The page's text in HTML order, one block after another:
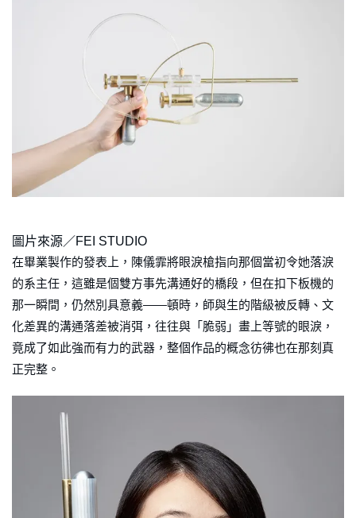
圖片來源／FEI STUDIO
在畢業製作的發表上，陳儀霏將眼淚槍指向那個當初令她落淚
的系主任，這雖是個雙方事先溝通好的橋段，但在扣下板機的
那一瞬間，仍然別具意義——頓時，師與生的階級被反轉、文
化差異的溝通落差被消弭，往往與「脆弱」畫上等號的眼淚，
竟成了如此強而有力的武器，整個作品的概念彷彿也在那刻真
正完整。